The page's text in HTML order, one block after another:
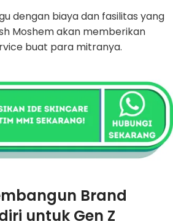
dengan biaya dan fasilitas yang
Moshem akan memberikan
buat para mitranya.
Brand
untuk Gen Z